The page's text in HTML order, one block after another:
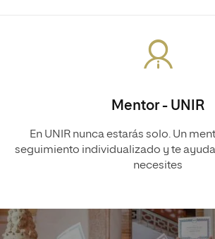
Mentor - UNIR
En UNIR nunca estarás solo. Un
seguimiento individualizado y te
necesites